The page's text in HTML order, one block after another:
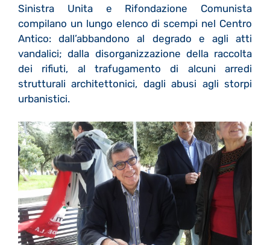
Sinistra Unita e Rifondazione Comunista
compilano un lungo elenco di scempi nel Centro
Antico: dall’abbandono al degrado e agli atti
vandalici; dalla disorganizzazione della raccolta
dei rifiuti, al trafugamento di alcuni arredi
strutturali architettonici, dagli abusi agli storpi
urbanistici.